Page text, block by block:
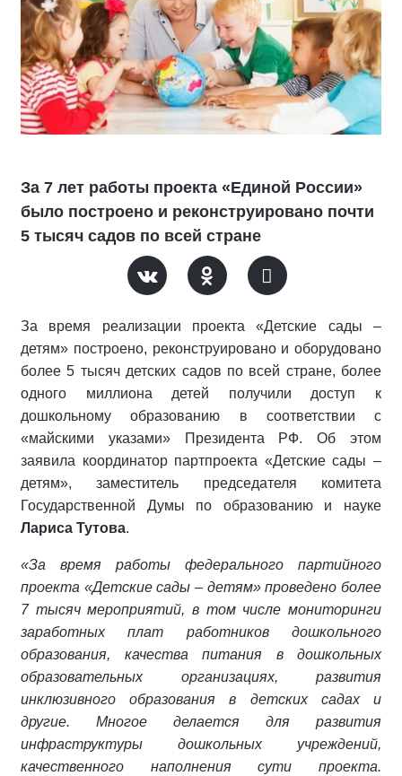
За 7 лет работы проекта «Единой России»
было построено и реконструировано почти
5 тысяч садов по всей стране
За время реализации проекта «Детские сады –
детям» построено, реконструировано и оборудовано
более 5 тысяч детских садов по всей стране, более
одного миллиона детей получили доступ к
дошкольному образованию в соответствии с
«майскими указами» Президента РФ. Об этом
заявила координатор партпроекта «Детские сады –
детям», заместитель председателя комитета
Государственной Думы по образованию и науке
Лариса Тутова.
«За время работы федерального партийного
проекта «Детские сады – детям» проведено более
7 тысяч мероприятий, в том числе мониторинги
заработных плат работников дошкольного
образования, качества питания в дошкольных
образовательных организациях, развития
инклюзивного образования в детских садах и
другие. Многое делается для развития
инфраструктуры дошкольных учреждений,
качественного наполнения сути проекта.